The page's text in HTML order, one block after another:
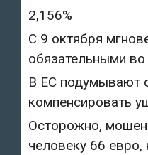
2,156%
С 9 октября
обязательными
В ЕС подумывают
компенсировать
Осторожно,
человеку 66 евро,